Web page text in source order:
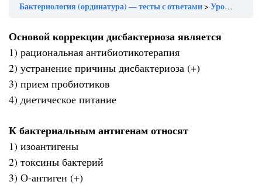
Бактериология (ординатура) — тесты с ответами Урок №46 «к массовым инфекционным заболеваниям относят»
Основой коррекции дисбактериоза является
1) рациональная антибиотикотерапия
2) устранение причины дисбактериоза (+)
3) прием пробиотиков
4) диетическое питание
К бактериальным антигенам относят
1) изоантигены
2) токсины бактерий
3) О-антиген (+)